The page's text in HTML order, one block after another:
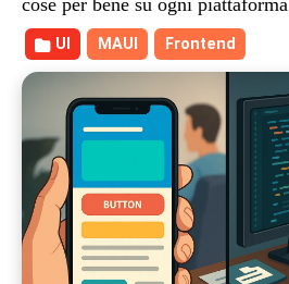
cose per bene su ogni piattaforma
UI MAUI Frontend